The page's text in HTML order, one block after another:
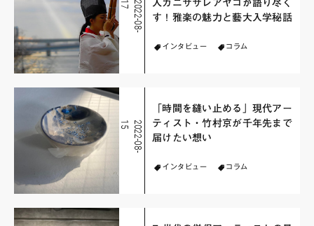
2
0
2
2
-
0
8
-
1
7
人カニササレアヤコが語り尽く
す！雅楽の魅力と藝大入学秘話
インタビュー コラム
2
0
2
2
-
0
8
-
1
5
「時間を縫い止める」現代アー
ティスト・竹村京が千年先まで
届けたい想い
インタビュー コラム